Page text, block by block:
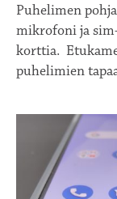
Puhelimen
mikrofoni ja
korttia.
puhelimien